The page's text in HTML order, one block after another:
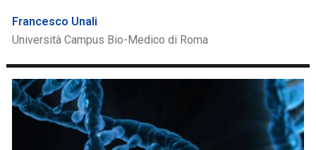
Francesco Unali
Università Campus Bio-Medico di Roma